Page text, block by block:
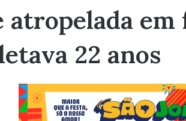
atropelada
22 anos